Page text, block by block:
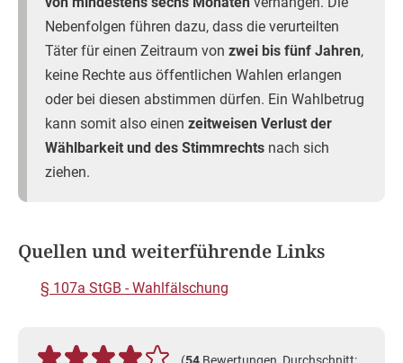
Nebenfolgen führen dazu, dass die verurteilten
Täter für einen Zeitraum von zwei bis fünf Jahren,
keine Rechte aus öffentlichen Wahlen erlangen
oder bei diesen abstimmen dürfen. Ein Wahlbetrug
kann somit also einen zeitweisen Verlust der
Wählbarkeit und des Stimmrechts nach sich
ziehen.
Quellen und weiterführende Links
§ 107a StGB - Wahlfälschung